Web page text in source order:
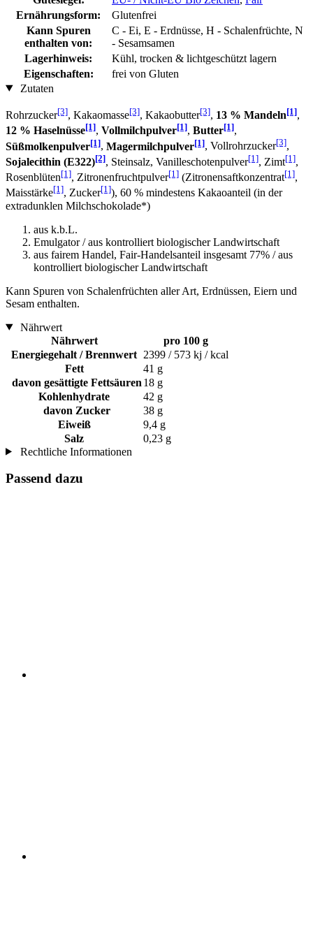
Ernährungsform:
Glutenfrei
Kann Spuren
enthalten von:
C - Ei, E - Erdnüsse, H - Schalenfrüchte, N
- Sesamsamen
Lagerhinweis:
Kühl, trocken & lichtgeschützt lagern
Eigenschaften:
frei von Gluten
Zutaten
Rohrzucker[3], Kakaomasse[3], Kakaobutter[3], 13 % Mandeln[1],
12 % Haselnüsse[1], Vollmilchpulver[1], Butter[1],
Süßmolkenpulver[1], Magermilchpulver[1], Vollrohrzucker[3],
Sojalecithin (E322)[2], Steinsalz, Vanilleschotenpulver[1], Zimt[1],
Rosenblüten[1], Zitronenfruchtpulver[1] (Zitronensaftkonzentrat[1],
Maisstärke[1], Zucker[1]), 60 % mindestens Kakaoanteil (in der
extradunklen Milchschokolade*)
aus k.b.L.
Emulgator / aus kontrolliert biologischer Landwirtschaft
aus fairem Handel, Fair-Handelsanteil insgesamt 77% / aus
kontrolliert biologischer Landwirtschaft
Kann Spuren von Schalenfrüchten aller Art, Erdnüssen, Eiern und
Sesam enthalten.
Nährwert
Nährwert
pro 100 g
Energiegehalt / Brennwert 2399 / 573 kj / kcal
Fett
41 g
davon gesättigte Fettsäuren 18 g
Kohlenhydrate
42 g
davon Zucker
38 g
Eiweiß
9,4 g
Salz
0,23 g
Rechtliche Informationen
Passend dazu